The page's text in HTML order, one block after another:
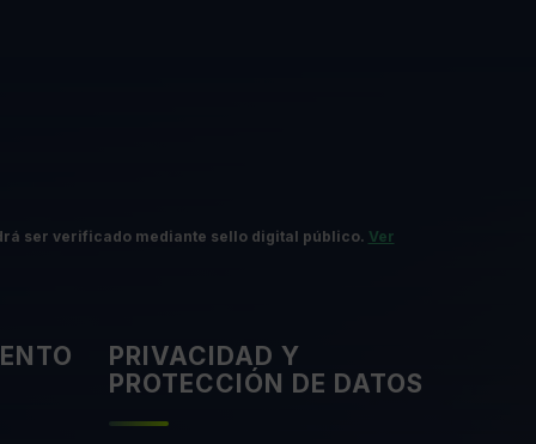
ser verificado mediante sello digital público. Ver
PRIVACIDAD Y
PROTECCIÓN DE DATOS